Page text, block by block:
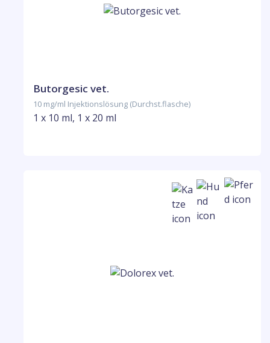
Butorgesic vet.
10 mg/ml Injektionslösung (Durchst.flasche)
1 x 10 ml, 1 x 20 ml